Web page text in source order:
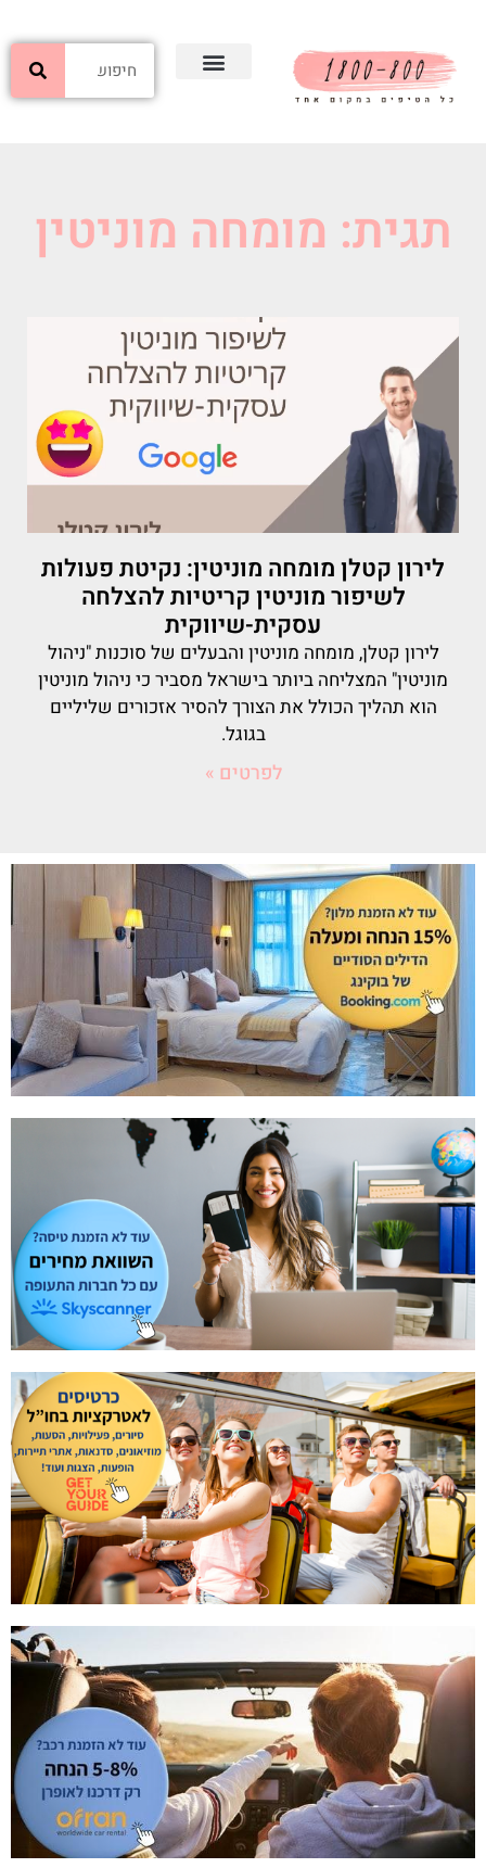
תגית: מומחה מוניטין
לירון קטלן מומחה מוניטין: נקיטת פעולות
לשיפור מוניטין קריטיות להצלחה
עסקית-שיווקית
לירון קטלן, מומחה מוניטין והבעלים של סוכנות "ניהול
מוניטין" המצליחה ביותר בישראל מסביר כי ניהול מוניטין
הוא תהליך הכולל את הצורך להסיר אזכורים שליליים
בגוגל.
לפרטים »